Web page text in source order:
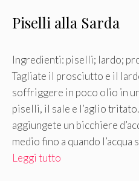
Piselli alla Sarda
Ingredienti: piselli; lardo;
Tagliate il prosciutto e il
soffriggere in poco olio in
piselli, il sale e l’aglio
aggiungete un bicchiere
medio fino a quando l’acqua
Leggi tutto